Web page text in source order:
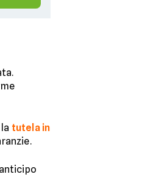
tutela in